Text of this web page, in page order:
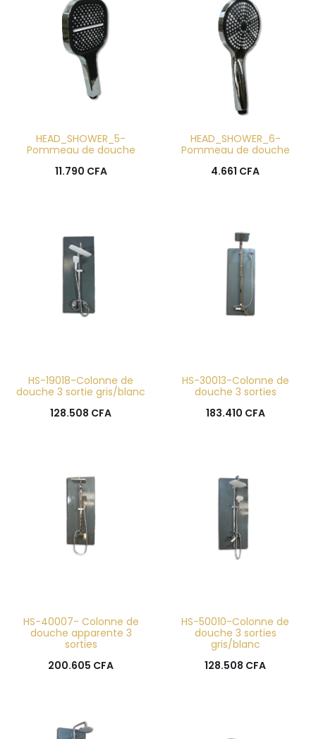
HEAD_SHOWER_5-
Pommeau de douche
11.790 CFA
HEAD_SHOWER_6-
Pommeau de douche
4.661 CFA
HS-19018-Colonne de
douche 3 sortie gris/blanc
128.508 CFA
HS-30013-Colonne de
douche 3 sorties
183.410 CFA
HS-40007- Colonne de
douche apparente 3
sorties
200.605 CFA
HS-50010-Colonne de
douche 3 sorties
gris/blanc
128.508 CFA